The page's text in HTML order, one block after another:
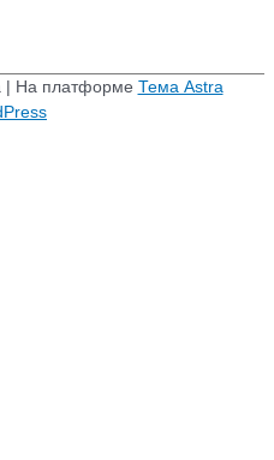
| На платформе Тема Astra